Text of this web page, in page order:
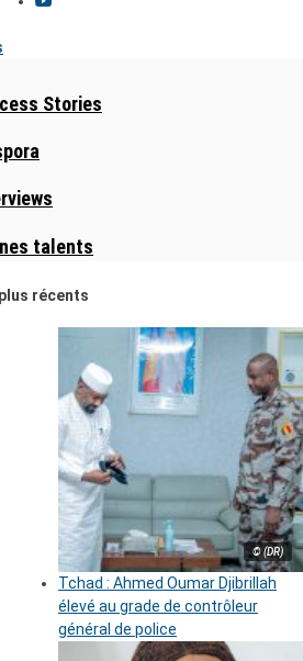
Stories
talents
récents
© (DR)
Tchad : Ahmed Oumar Djibrillah
élevé au grade de contrôleur
général de police